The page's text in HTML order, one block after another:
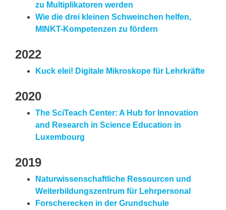
zu Multiplikatoren werden
Wie die drei kleinen Schweinchen helfen,
MINKT-Kompetenzen zu fördern
2022
Kuck elei! Digitale Mikroskope für Lehrkräfte
2020
The SciTeach Center: A Hub for Innovation
and Research in Science Education in
Luxembourg
2019
Naturwissenschaftliche Ressourcen und
Weiterbildungszentrum für Lehrpersonal
Forscherecken in der Grundschule